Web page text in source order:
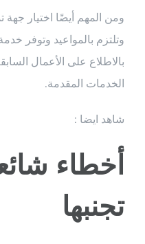
ومن المهم أيضًا اختيار
وتلتزم بالمواعيد وتوفر
بالاطلاع على الأعمال
الخدمات المقدمة.
شاهد ايضا :
أخطاء
تجنبها